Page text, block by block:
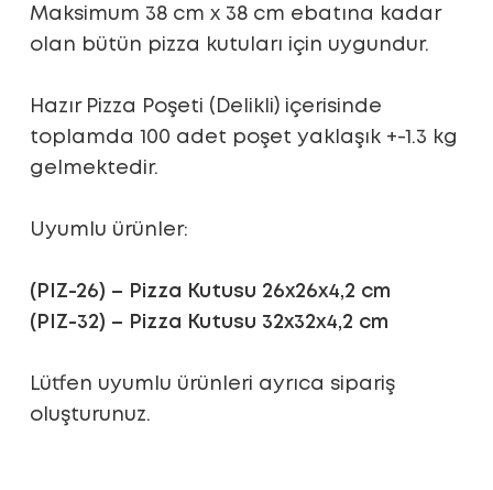
Maksimum 38 cm x 38 cm ebatına kadar
olan bütün pizza kutuları için uygundur.
Hazır Pizza Poşeti (Delikli) içerisinde
toplamda 100 adet poşet yaklaşık +-1.3 kg
gelmektedir.
Uyumlu ürünler:
(PIZ-26) – Pizza Kutusu 26x26x4,2 cm
(PIZ-32) – Pizza Kutusu 32x32x4,2 cm
Lütfen uyumlu ürünleri ayrıca sipariş
oluşturunuz.